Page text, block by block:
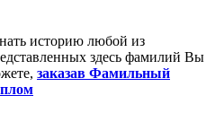
историю любой из
здесь фамилий Вы
заказав Фамильный